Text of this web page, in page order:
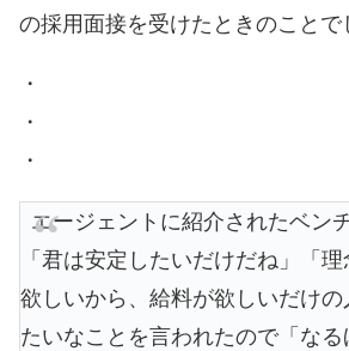
の採用面接を受けたときのことで
・
・
・
エージェントに紹介されたベン
「君は安定したいだけだね」「
欲しいから、給料が欲しいだけ
たいなことを言われたので「なる